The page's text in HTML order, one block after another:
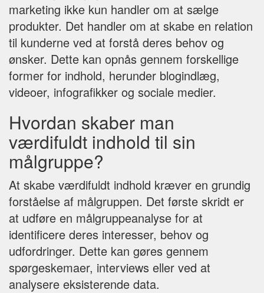
marketing ikke kun handler om at sælge
produkter. Det handler om at skabe en relation
til kunderne ved at forstå deres behov og
ønsker. Dette kan opnås gennem forskellige
former for indhold, herunder blogindlæg,
videoer, infografikker og sociale medier.
Hvordan skaber man
værdifuldt indhold til sin
målgruppe?
At skabe værdifuldt indhold kræver en grundig
forståelse af målgruppen. Det første skridt er
at udføre en målgruppeanalyse for at
identificere deres interesser, behov og
udfordringer. Dette kan gøres gennem
spørgeskemaer, interviews eller ved at
analysere eksisterende data.